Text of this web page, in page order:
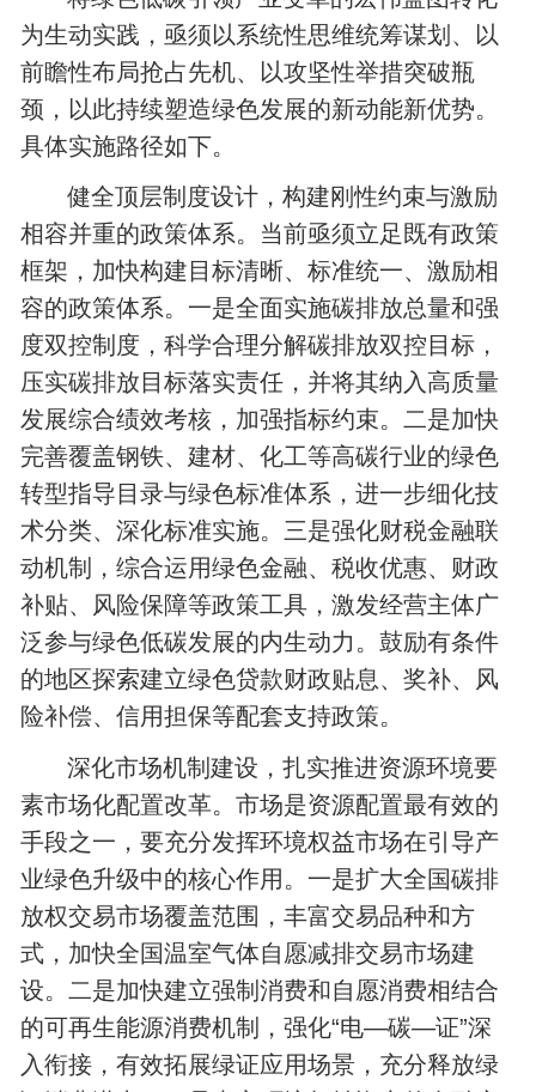
为生动实践，亟须以系统性思维统筹谋划、以
前瞻性布局抢占先机、以攻坚性举措突破瓶
颈，以此持续塑造绿色发展的新动能新优势。
具体实施路径如下。
健全顶层制度设计，构建刚性约束与激励
相容并重的政策体系。当前亟须立足既有政策
框架，加快构建目标清晰、标准统一、激励相
容的政策体系。一是全面实施碳排放总量和强
度双控制度，科学合理分解碳排放双控目标，
压实碳排放目标落实责任，并将其纳入高质量
发展综合绩效考核，加强指标约束。二是加快
完善覆盖钢铁、建材、化工等高碳行业的绿色
转型指导目录与绿色标准体系，进一步细化技
术分类、深化标准实施。三是强化财税金融联
动机制，综合运用绿色金融、税收优惠、财政
补贴、风险保障等政策工具，激发经营主体广
泛参与绿色低碳发展的内生动力。鼓励有条件
的地区探索建立绿色贷款财政贴息、奖补、风
险补偿、信用担保等配套支持政策。
深化市场机制建设，扎实推进资源环境要
素市场化配置改革。市场是资源配置最有效的
手段之一，要充分发挥环境权益市场在引导产
业绿色升级中的核心作用。一是扩大全国碳排
放权交易市场覆盖范围，丰富交易品种和方
式，加快全国温室气体自愿减排交易市场建
设。二是加快建立强制消费和自愿消费相结合
的可再生能源消费机制，强化“电—碳—证”深
入衔接，有效拓展绿证应用场景，充分释放绿